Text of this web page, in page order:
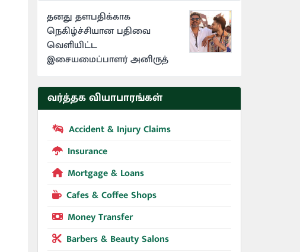
தனது தளபதிக்காக
நெகிழ்ச்சியான பதிவை
வெளியிட்ட
இசையமைப்பாளர் அனிருத்
வர்த்தக வியாபாரங்கள்
Accident & Injury Claims
Insurance
Mortgage & Loans
Cafes & Coffee Shops
Money Transfer
Barbers & Beauty Salons